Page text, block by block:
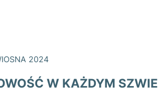
2024
W KAŻDYM SZWIE